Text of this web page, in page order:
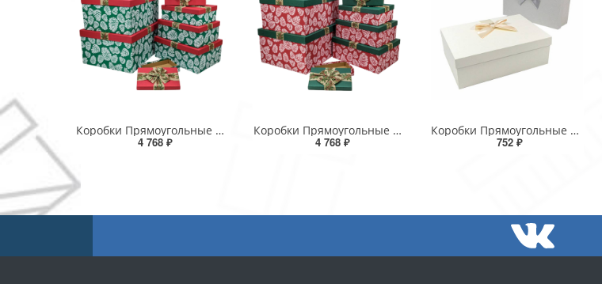
Коробки Прямоугольные Набор 1/8 53*43*26 с бантом "Шишки"-1 1/1
4 768 ₽
Коробки Прямоугольные Набор 1/8 53*43*26 с бантом "Шишки"-2 1/1
4 768 ₽
Коробки Прямоугольные Набор 1/3 29*21*9,5 с бантом "Goodluck" Серый 1/24
752 ₽